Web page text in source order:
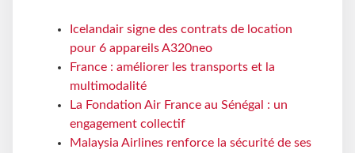
Icelandair signe des contrats de location
pour 6 appareils A320neo
France : améliorer les transports et la
multimodalité
La Fondation Air France au Sénégal : un
engagement collectif
Malaysia Airlines renforce la sécurité de ses